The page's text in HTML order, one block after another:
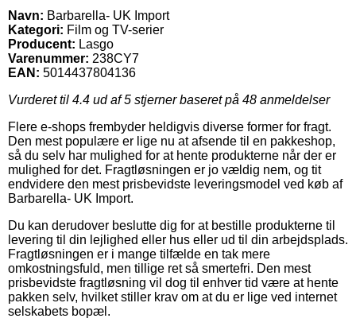
Navn: Barbarella- UK Import
Kategori: Film og TV-serier
Producent: Lasgo
Varenummer: 238CY7
EAN: 5014437804136
Vurderet til 4.4 ud af 5 stjerner baseret på 48 anmeldelser
Flere e-shops frembyder heldigvis diverse former for fragt.
Den mest populære er lige nu at afsende til en pakkeshop,
så du selv har mulighed for at hente produkterne når der er
mulighed for det. Fragtløsningen er jo vældig nem, og tit
endvidere den mest prisbevidste leveringsmodel ved køb af
Barbarella- UK Import.
Du kan derudover beslutte dig for at bestille produkterne til
levering til din lejlighed eller hus eller ud til din arbejdsplads.
Fragtløsningen er i mange tilfælde en tak mere
omkostningsfuld, men tillige ret så smertefri. Den mest
prisbevidste fragtløsning vil dog til enhver tid være at hente
pakken selv, hvilket stiller krav om at du er lige ved internet
selskabets bopæl.